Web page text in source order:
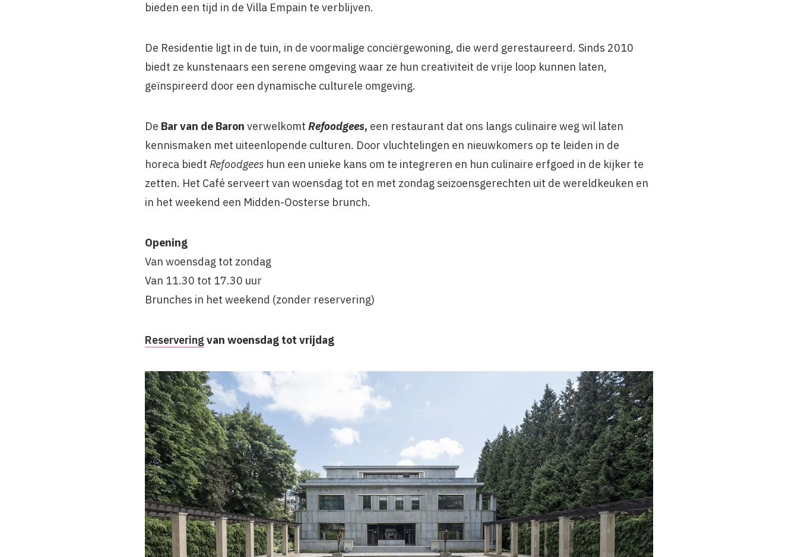
bieden een tijd in de Villa Empain te verblijven.
De Residentie ligt in de tuin, in de voormalige conciërgewoning, die werd gerestaureerd. Sinds 2010
biedt ze kunstenaars een serene omgeving waar ze hun creativiteit de vrije loop kunnen laten,
geïnspireerd door een dynamische culturele omgeving.
De Bar van de Baron verwelkomt Refoodgees, een restaurant dat ons langs culinaire weg wil laten
kennismaken met uiteenlopende culturen. Door vluchtelingen en nieuwkomers op te leiden in de
horeca biedt Refoodgees hun een unieke kans om te integreren en hun culinaire erfgoed in de kijker te
zetten. Het Café serveert van woensdag tot en met zondag seizoensgerechten uit de wereldkeuken en
in het weekend een Midden-Oosterse brunch.
Opening
Van woensdag tot zondag
Van 11.30 tot 17.30 uur
Brunches in het weekend (zonder reservering)
Reservering van woensdag tot vrijdag